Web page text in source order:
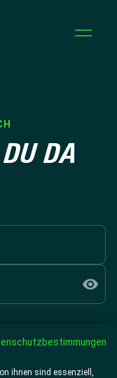
DA
werden
ihnen sind essenziell,